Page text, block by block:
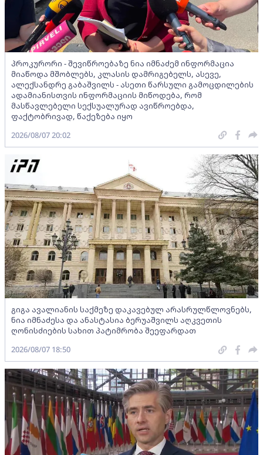
პროკურორი - შევიწროებაზე ნია იმნაძემ ინფორმაცია
მიაწოდა მშობლებს, კლასის დამრიგებელს, ასევე,
ალექსანდრე გაბაშვილს - ასეთი წარსული გამოცდილების
ადამიანისთვის ინფორმაციის მიწოდება, რომ
მასწავლებელი სექსუალურად ავიწროებდა,
ფაქტობრივად, წაქეზება იყო
2026/08/07 20:02
გიგა ავალიანის საქმეზე დაკავებულ არასრულწლოვნებს,
ნია იმნაძესა და ანასტასია ბერუაშვილს აღკვეთის
ღონისძიების სახით პატიმრობა შეეფარდათ
2026/08/07 18:50